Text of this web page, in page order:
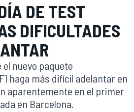
DE TEST
DIFICULTADES
nuevo paquete
haga más difícil adelantar en
aparentemente en el primer
en Barcelona.